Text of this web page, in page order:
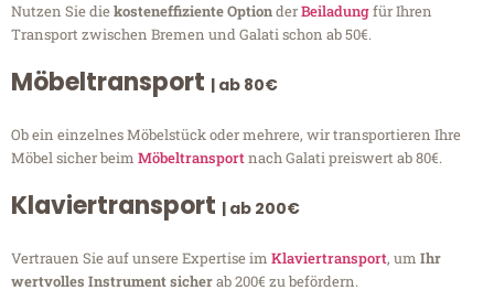
Nutzen Sie diekosteneffiziente OptionderBeiladungfür Ihren
Transport zwischen Bremen und Galati schon ab 50€.
Möbeltransport | ab 80€
Ob ein einzelnes Möbelstück oder mehrere, wir transportieren Ihre
Möbel sicher beim Möbeltransportnach Galati preiswert ab 80€.
Klaviertransport | ab 200€
Vertrauen Sie auf unsere Expertise im Klaviertransport, um Ihr
wertvolles Instrument sicherab 200€ zu befördern.